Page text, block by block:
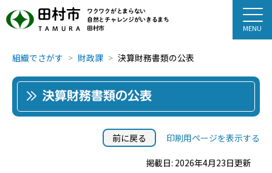
田村市
TAMURA
ワクワクがとまらない
自然とチャレンジがいきるまち
田村市
組織でさがす 財政課 決算財務書類の公表
決算財務書類の公表
前に戻る 印刷用ページを表示する
掲載日: 2026年4月23日更新